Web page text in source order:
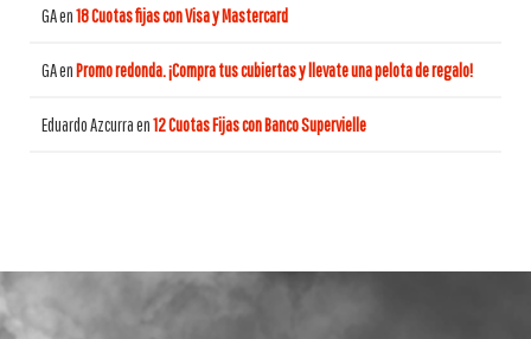
GAen18 Cuotas fijas con Visa y Mastercard
GAenPromo redonda. ¡Compra tus cubiertas y llevate una pelota de regalo!
Eduardo Azcurraen12 Cuotas Fijas con Banco Supervielle